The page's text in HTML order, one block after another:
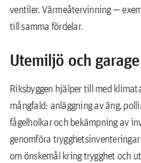
ventiler. Värmeåtervinning —
till samma fördelar.
Utemiljö och garage
Riksbyggen hjälper till med
mångfald: anläggning av äng,
fågelholkar och bekämpning av
genomföra
om önskemål kring trygghet och